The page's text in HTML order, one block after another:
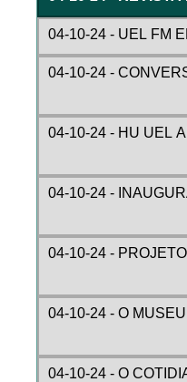
04-10-24 - UEL FM
04-10-24 -
04-10-24 - HU UEL
04-10-24 -
04-10-24 -
04-10-24 - O
04-10-24 - O